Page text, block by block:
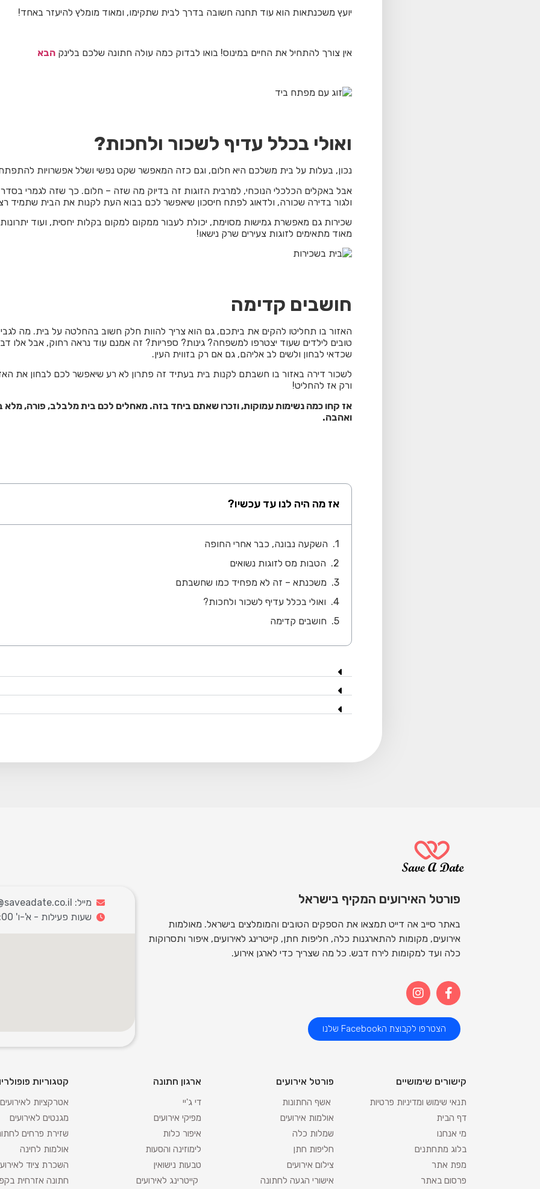
יועץ משכנתאות הוא עוד תחנה חשובה בדרך לבית שתקימו, ומאוד מומלץ להיעזר באחד!
אין צורך להתחיל את החיים במינוס! בואו לבדוק כמה עולה חתונה שלכם בלינק הבא
ואולי בכלל עדיף לשכור ולחכות?
נכון, בעלות על בית משלכם היא חלום, וגם כזה המאפשר שקט נפשי ושלל אפשרויות
אבל באקלים הכלכלי הנוכחי, למרבית הזוגות זה בדיוק מה שזה – חלום. כך שזה לגמרי
ולגור בדירה שכורה, ולדאוג לפתח חיסכון שיאפשר לכם בבוא העת לקנות את הבית שתמיד
שכירות גם מאפשרת גמישות מסוימת, יכולת לעבור ממקום למקום בקלות יחסית, ועוד
מאוד מתאימים לזוגות צעירים שרק נישאו!
חושבים קדימה
האזור בו תחליטו להקים את ביתכם, גם הוא צריך להוות חלק חשוב בהחלטה על בית. מה
טובים לילדים שעוד יצטרפו למשפחה? גינות? ספריות? זה אמנם עוד נראה רחוק, אבל אלו
שכדאי לבחון ולשים לב אליהם, גם אם רק בזווית העין.
לשכור דירה באזור בו חשבתם לקנות בית בעתיד זה פתרון לא רע שיאפשר לכם לבחון את
ורק אז להחליט!
אז קחו כמה נשימות עמוקות, וזכרו שאתם ביחד בזה. מאחלים לכם בית מלבלב, פורה, מלא
ואהבה.
אז מה היה לנו עד עכשיו?
השקעה נבונה, כבר אחרי החופה
הטבות מס לזוגות נשואים
משכנתא – זה לא מפחיד כמו שחשבתם
ואולי בכלל עדיף לשכור ולחכות?
חושבים קדימה
פורטל האירועים המקיף בישראל
באתר סייב אה דייט תמצאו את הספקים הטובים והמומלצים בישראל. מאולמות
אירועים, מקומות להתארגנות כלה, חליפות חתן, קייטרינג לאירועים, איפור ותסרוקות
כלה ועד למקומות לירח דבש. כל מה שצריך כדי לארגן אירוע.
הצטרפו לקבוצת הFacebook שלנו
מייל: info@saveadate.co.il
שעות פעילות - א'-ו' 9:00-18:00
קישורים שימושיים
תנאי שימוש ומדיניות פרטיות
דף הבית
מי אנחנו
בלוג מתחתנים
מפת אתר
פרסום באתר
פורטל אירועים
אשף החתונות
אולמות אירועים
שמלות כלה
חליפות חתן
צילום אירועים
אישורי הגעה לחתונה
ארגון חתונה
די ג'יי
מפיקי אירועים
איפור כלות
לימוזינה והסעות
טבעות נישואין
קייטרינג לאירועים
קטגוריות
אטרקציות לאירועים
מגנטים לאירועים
שזירת פרחים
אולמות לחינה
השכרת ציוד
חתונה אזרחית